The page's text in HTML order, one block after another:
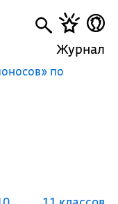
Журнал
по